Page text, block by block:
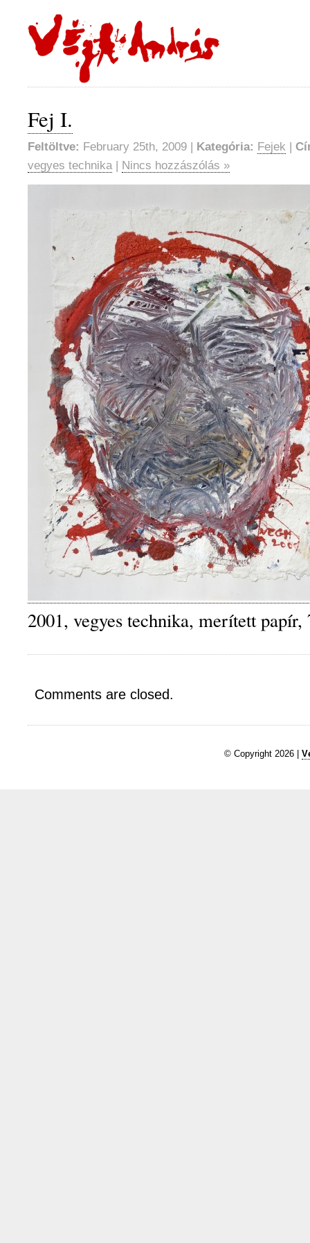
Fej I.
Feltöltve: February 25th, 2009 | Kategória: Fejek |
vegyes technika| Nincs hozzászólás »
2001, vegyes technika, merített
Comments are closed.
© Copyright 2026 |